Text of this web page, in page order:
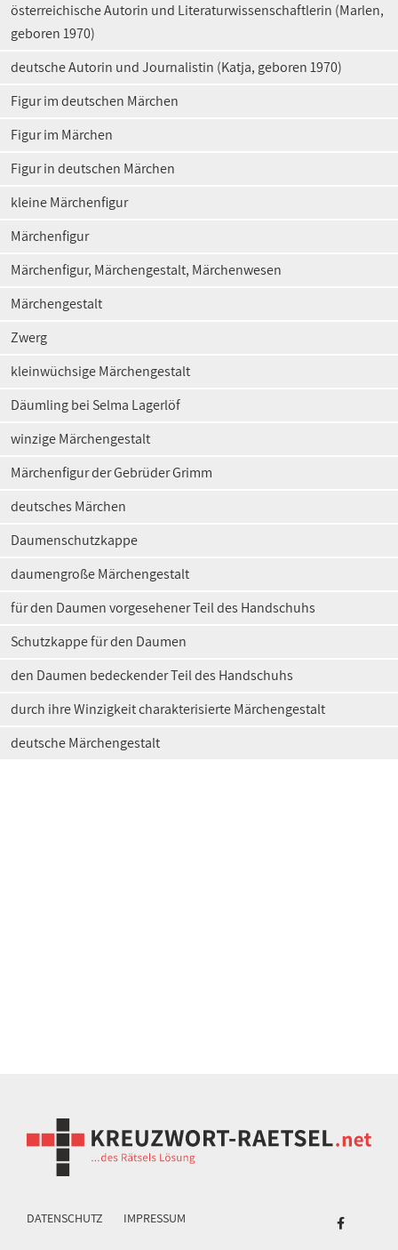
österreichische Autorin und Literaturwissenschaftlerin (Marlen,
geboren 1970)
deutsche Autorin und Journalistin (Katja, geboren 1970)
Figur im deutschen Märchen
Figur im Märchen
Figur in deutschen Märchen
kleine Märchenfigur
Märchenfigur
Märchenfigur, Märchengestalt, Märchenwesen
Märchengestalt
Zwerg
kleinwüchsige Märchengestalt
Däumling bei Selma Lagerlöf
winzige Märchengestalt
Märchenfigur der Gebrüder Grimm
deutsches Märchen
Daumenschutzkappe
daumengroße Märchengestalt
für den Daumen vorgesehener Teil des Handschuhs
Schutzkappe für den Daumen
den Daumen bedeckender Teil des Handschuhs
durch ihre Winzigkeit charakterisierte Märchengestalt
deutsche Märchengestalt
DATENSCHUTZ IMPRESSUM